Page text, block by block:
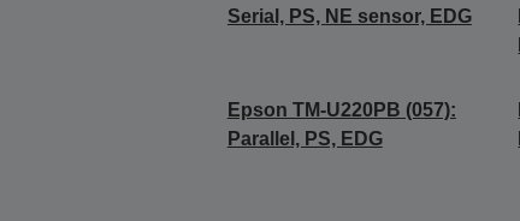
Serial, PS, NE sensor, EDG
Epson TM-U220PB (057):
Parallel, PS, EDG